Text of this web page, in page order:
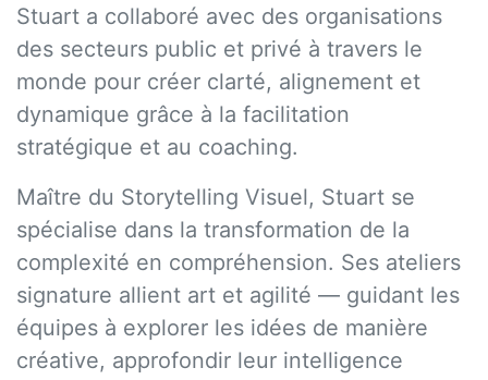
Stuart a collaboré avec des organisations
des secteurs public et privé à travers le
monde pour créer clarté, alignement et
dynamique grâce à la facilitation
stratégique et au coaching.
Maître du Storytelling Visuel, Stuart se
spécialise dans la transformation de la
complexité en compréhension. Ses ateliers
signature allient art et agilité — guidant les
équipes à explorer les idées de manière
créative, approfondir leur intelligence